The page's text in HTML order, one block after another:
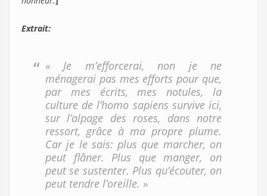
Extrait:
« Je m’efforcerai, non je ne
ménagerai pas mes efforts pour que,
par mes écrits, mes notules, la
culture de l’homo sapiens survive ici,
sur l’alpage des roses, dans notre
ressort, grâce à ma propre plume.
Car je le sais: plus que marcher, on
peut flâner. Plus que manger, on
peut se sustenter. Plus qu’écouter, on
peut tendre l’oreille. »